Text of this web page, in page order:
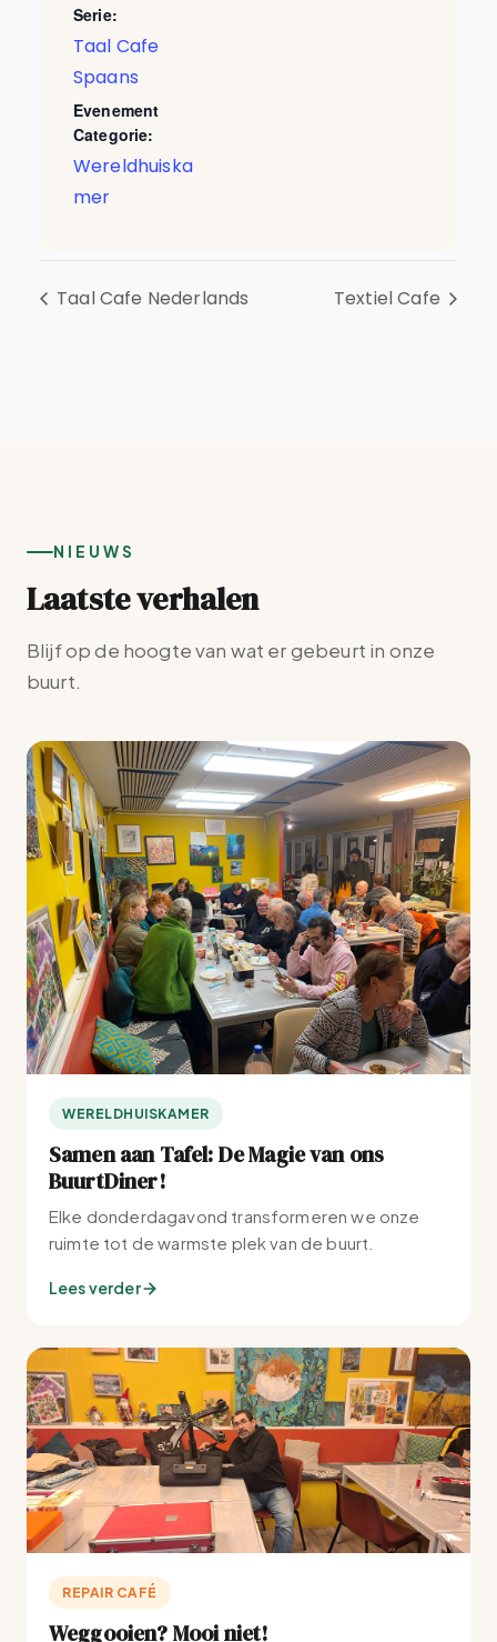
Serie:
Taal Cafe
Spaans
Evenement
Categorie:
Wereldhuiska
mer
Taal Cafe Nederlands Textiel Cafe
NIEUWS
Laatste verhalen
Blijf op de hoogte van wat er gebeurt in onze
buurt.
WERELDHUISKAMER
Samen aan Tafel: De Magie van ons
BuurtDiner!
Elke donderdagavond transformeren we onze
ruimte tot de warmste plek van de buurt.
Lees verder
REPAIR CAFÉ
Weggooien? Mooi niet!